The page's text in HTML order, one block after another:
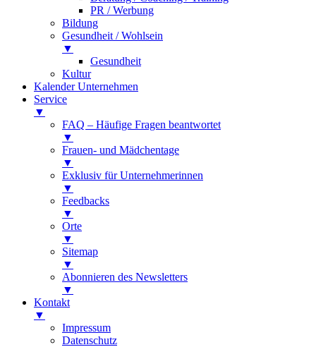
PR / Werbung
Bildung
Gesundheit / Wohlsein
▼
Gesundheit
Kultur
Kalender Unternehmen
Service
▼
FAQ – Häufige Fragen beantwortet
▼
Frauen- und Mädchentage
▼
Exklusiv für Unternehmerinnen
▼
Feedbacks
▼
Orte
▼
Sitemap
▼
Abonnieren des Newsletters
▼
Kontakt
▼
Impressum
Datenschutz